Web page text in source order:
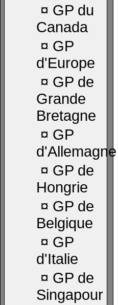
¤ GP du
Canada
¤ GP
d'Europe
¤ GP de
Grande
Bretagne
¤ GP
d'Allemagne
¤ GP de
Hongrie
¤ GP de
Belgique
¤ GP
d'Italie
¤ GP de
Singapour